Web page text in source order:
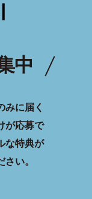
中
みに届く
が応募で
な特典が
い。